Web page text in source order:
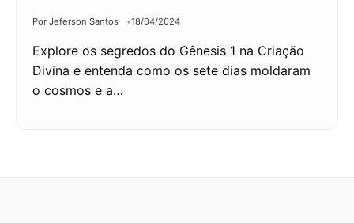
Por Jeferson Santos 18/04/2024
Explore os segredos do Gênesis 1 na Criação
Divina e entenda como os sete dias moldaram
o cosmos e a…